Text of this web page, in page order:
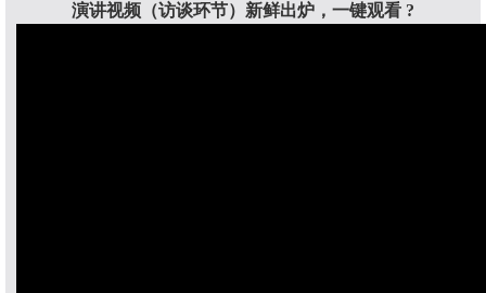
演讲视频（访谈环节）新鲜出炉，一键观看 ?